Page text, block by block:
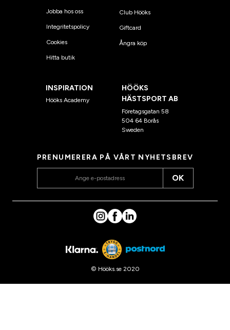
Jobba hos oss
Integritetspolicy
Cookies
Hitta butik
Club Hööks
Giftcard
Ångra köp
INSPIRATION
Hööks Academy
HÖÖKS
HÄSTSPORT AB
Företagsgatan 58
504 64 Borås
Sweden
PRENUMERERA PÅ VÅRT NYHETSBREV
OK
© Hööks.se 2020